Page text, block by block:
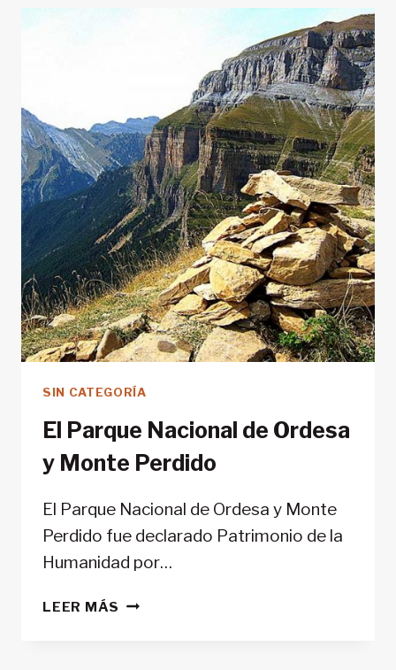
NATURAL
DE
ORDESA
SIN CATEGORÍA
El Parque Nacional de Ordesa
y Monte Perdido
El Parque Nacional de Ordesa y Monte
Perdido fue declarado Patrimonio de la
Humanidad por…
LEER MÁS EL